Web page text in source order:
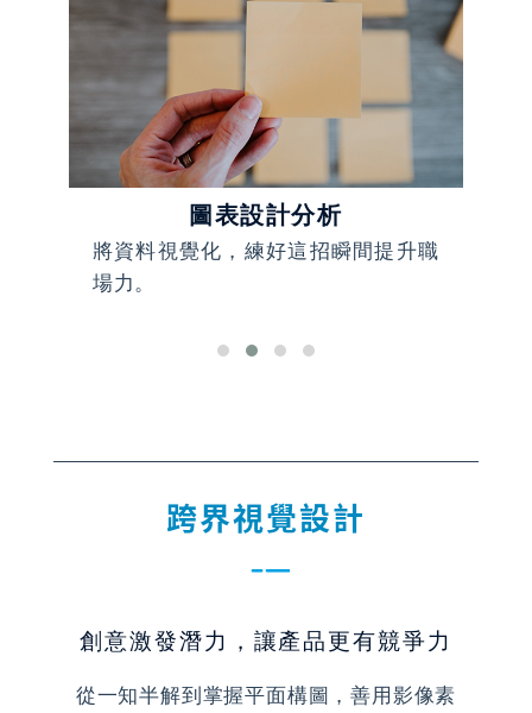
圖表設計分析
將資料視覺化，練好這招瞬間提升職
場力。
跨界視覺設計
創意激發潛力，讓產品更有競爭力
從一知半解到掌握平面構圖，善用影像素